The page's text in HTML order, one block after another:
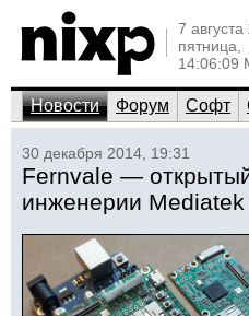
7 августа
пятница,
14:06:09
Новости Форум Софт
30 декабря 2014, 19:31
Fernvale —
инженерии